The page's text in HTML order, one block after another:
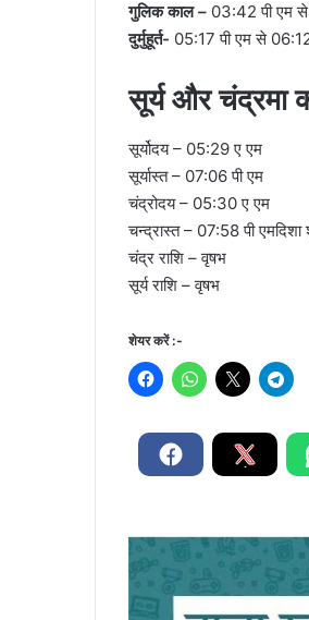
गुलिक काल – 03:42 पी एम
दुर्मुहूर्त- 05:17 पी एम से
सूर्य और चंद्रमा
सूर्योदय – 05:29 ए एम
सूर्यास्त – 07:06 पी एम
चंद्रोदय – 05:30 ए एम
चन्द्रास्त – 07:58 पी
चंद्र राशि – वृषभ
सूर्य राशि – वृषभ
शेयर करें :-